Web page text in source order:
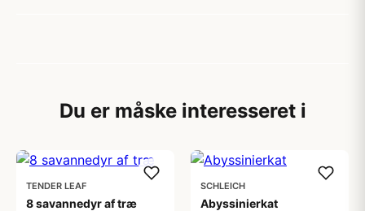
Du er måske interesseret i
TENDER LEAF
8 savannedyr af træ
SCHLEICH
Abyssinierkat